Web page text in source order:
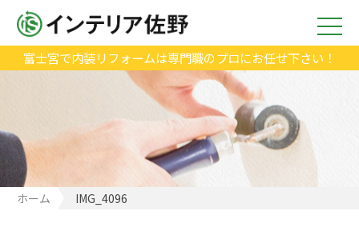
富士宮で内装リフォームは専門職のプロにお任せ下さい！
ホーム IMG_4096